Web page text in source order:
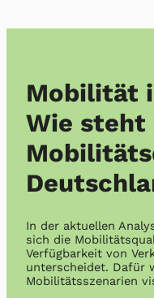
Mobilität
Wie steht
In der aktuellen
sich die
Verfügbarkeit von
unterscheidet. Dafür
Mobilitätsszenarien